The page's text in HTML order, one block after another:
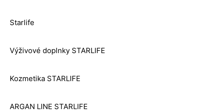
Starlife
Výživové doplnky STARLIFE
Kozmetika STARLIFE
ARGAN LINE STARLIFE